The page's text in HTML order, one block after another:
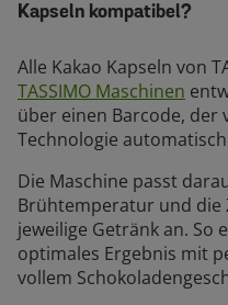
Kapseln kompatibel?
Alle Kakao Kapseln von
TASSIMO Maschinen
über einen Barcode,
Technologie
Die Maschine passt
Brühtemperatur und die
jeweilige Getränk an. So
optimales Ergebnis mit
vollem